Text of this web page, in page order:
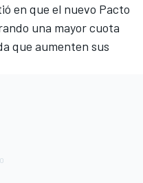
en que el nuevo Pacto
una mayor cuota
que aumenten sus